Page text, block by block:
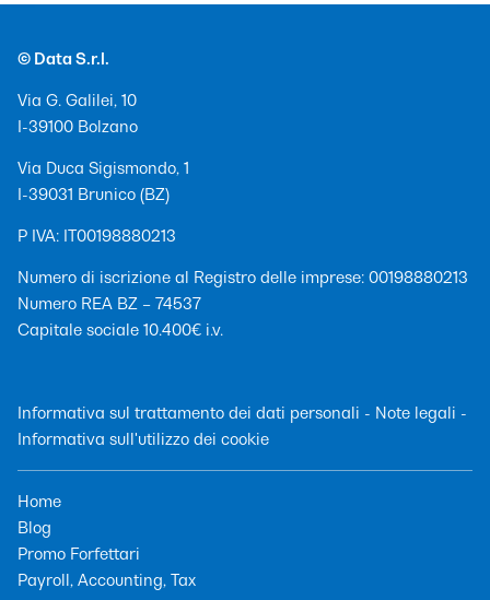
© Data S.r.l.
Via G. Galilei, 10
I-39100 Bolzano
Via Duca Sigismondo, 1
I-39031 Brunico (BZ)
P IVA: IT00198880213
Numero di iscrizione al Registro delle imprese: 00198880213
Numero REA BZ – 74537
Capitale sociale 10.400€ i.v.
Informativa sul trattamento dei dati personali - Note legali -
Informativa sull'utilizzo dei cookie
Home
Blog
Promo Forfettari
Payroll, Accounting, Tax